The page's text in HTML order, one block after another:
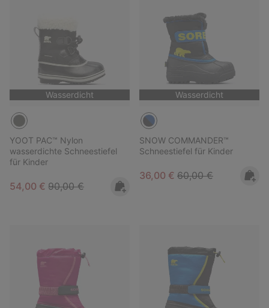
Wasserdicht
YOOT PAC™ Nylon
wasserdichte Schneestiefel
für Kinder
Sale price:
54,00 € Regular price:
90,00 €
Wasserdicht
SNOW COMMANDER™
Schneestiefel für Kinder
Sale price:
36,00 € Regular price:
60,00 €